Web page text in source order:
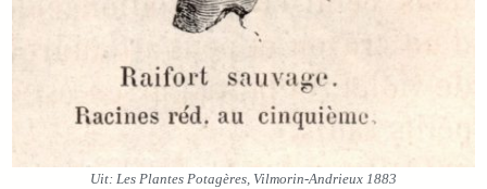
Uit: Les Plantes Potagères, Vilmorin-Andrieux 1883